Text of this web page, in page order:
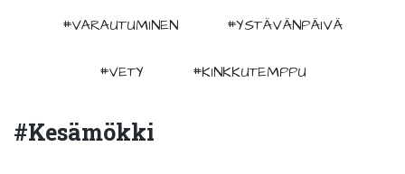
#VARAUTUMINEN #YSTÄVÄNPÄIVÄ
#VETY #KINKKUTEMPPU
#kesämökki